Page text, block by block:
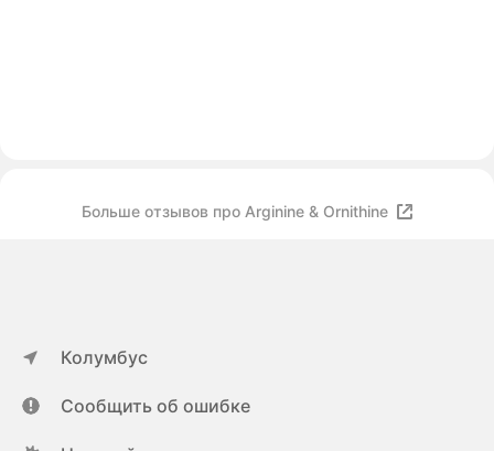
Больше отзывов про Arginine & Ornithine
Колумбус
Сообщить об ошибке